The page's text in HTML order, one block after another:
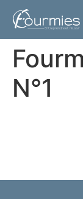
principal
N°1